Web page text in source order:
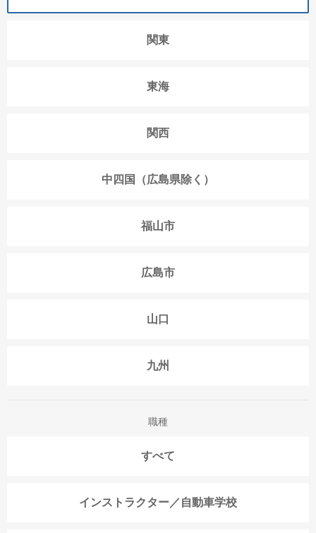
関東
東海
関西
中四国（広島県除く）
福山市
広島市
山口
九州
職種
すべて
インストラクター／自動車学校